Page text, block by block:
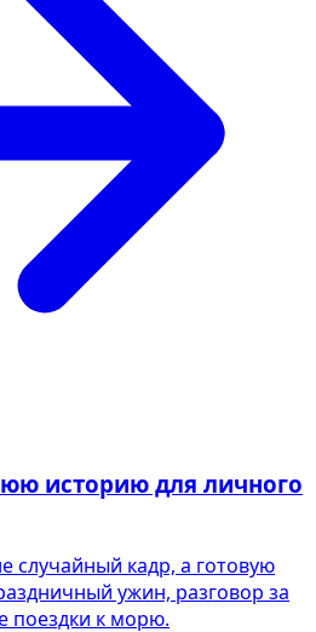
историю для личного
случайный кадр, а готовую
ужин, разговор за
поездки к морю.